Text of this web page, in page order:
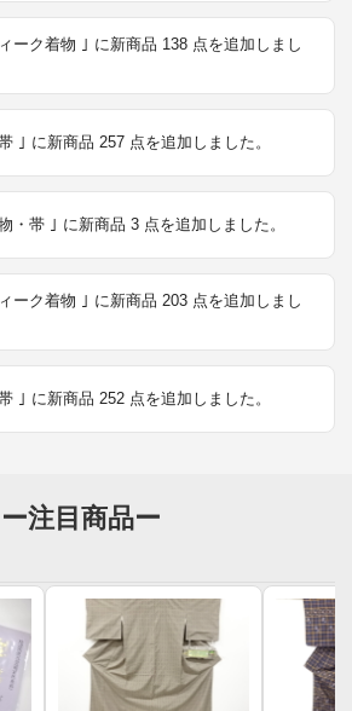
ーク着物 ｣ に新商品 138 点を追加しまし
｣ に新商品 257 点を追加しました。
・帯 ｣ に新商品 3 点を追加しました。
ーク着物 ｣ に新商品 203 点を追加しまし
｣ に新商品 252 点を追加しました。
ー注目商品ー